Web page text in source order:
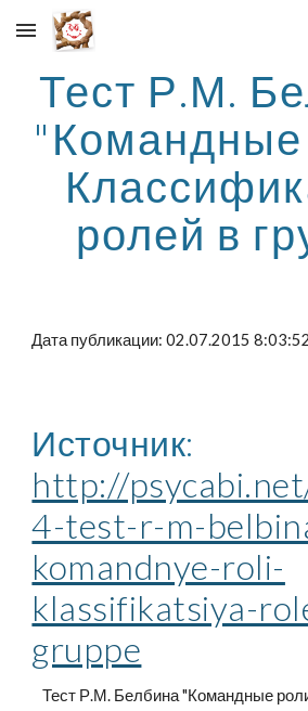
Skip to main content
Тест Р.М.
"Командные
ролей в
Дата публикации: 02.07.2015 8:03:52
http://
4-test-r-m-
komandnye-roli-
klassifikatsiya-
gruppe
Тест Р.М. Белбина "Командные